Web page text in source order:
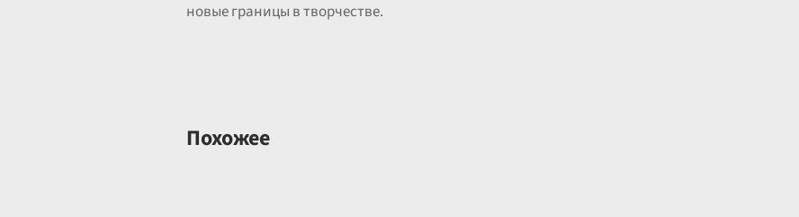
новые границы в творчестве.
Похожее